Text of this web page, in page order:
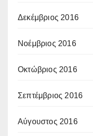
Δεκέμβριος 2016
Νοέμβριος 2016
Οκτώβριος 2016
Σεπτέμβριος 2016
Αύγουστος 2016